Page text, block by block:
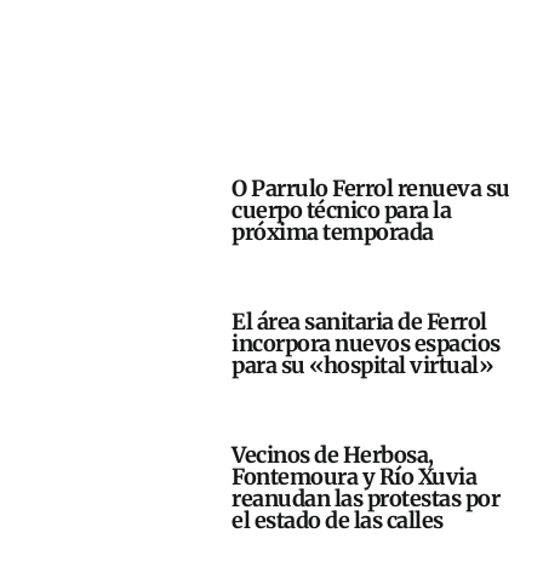
O Parrulo Ferrol renueva su
cuerpo técnico para la
próxima temporada
El área sanitaria de Ferrol
incorpora nuevos espacios
para su «hospital virtual»
Vecinos de Herbosa,
Fontemoura y Río Xuvia
reanudan las protestas por
el estado de las calles